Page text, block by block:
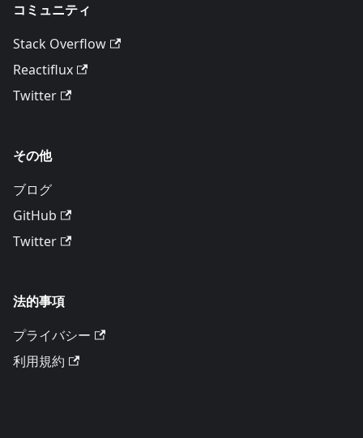
コミュニティ
Stack Overflow
Reactiflux
Twitter
その他
ブログ
GitHub
Twitter
法的事項
プライバシー
利用規約